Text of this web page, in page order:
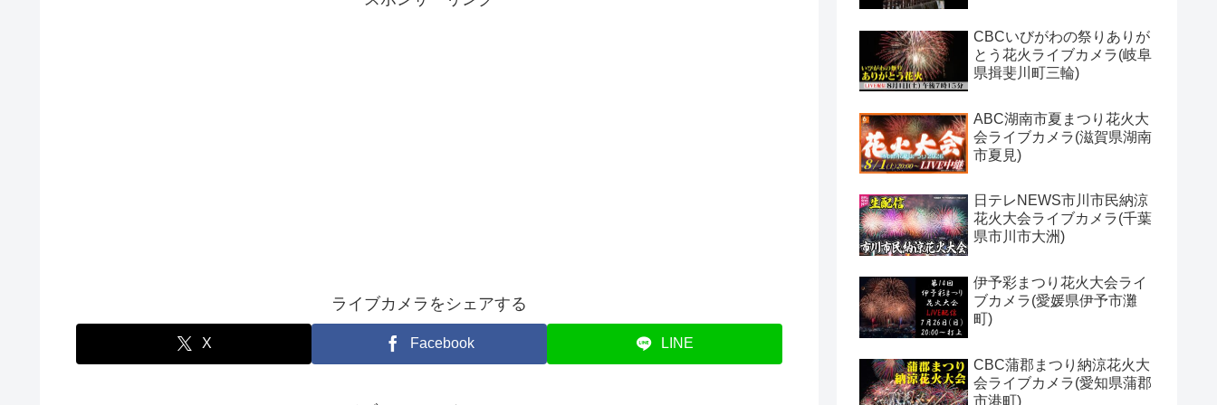
ライブカメラをシェアする
X Facebook LINE
CBCいびがわの祭りありが
とう花火ライブカメラ(岐阜
県揖斐川町三輪)
ABC湖南市夏まつり花火大
会ライブカメラ(滋賀県湖南
市夏見)
日テレNEWS市川市民納涼
花火大会ライブカメラ(千葉
県市川市大洲)
伊予彩まつり花火大会ライ
ブカメラ(愛媛県伊予市灘
町)
CBC蒲郡まつり納涼花火大
会ライブカメラ(愛知県蒲郡
市港町)